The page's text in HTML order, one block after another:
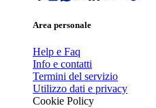
Area personale
Help e Faq
Info e contatti
Termini del servizio
Utilizzo dati e privacy
Cookie Policy